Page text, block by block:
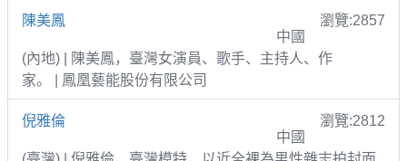
陳美鳳
瀏覽:2857
中國
(內地) | 陳美鳳，臺灣女演員、歌手、主持人、作
家。 | 鳳凰藝能股份有限公司
倪雅倫
瀏覽:2812
中國